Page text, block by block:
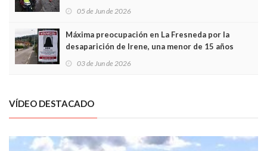
frontal
05 de Jun de 2026
Máxima preocupación en La Fresneda por la
desaparición de Irene, una menor de 15 años
03 de Jun de 2026
VÍDEO DESTACADO